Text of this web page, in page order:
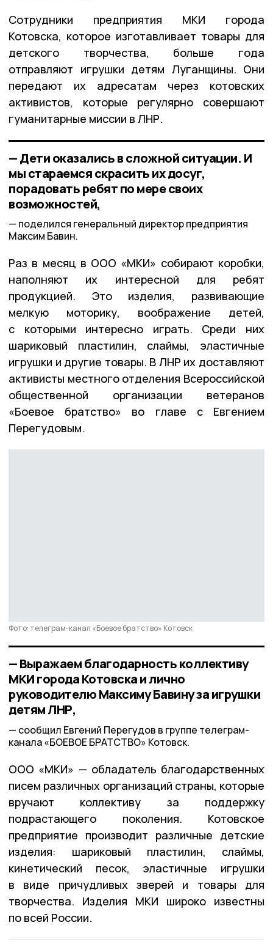
Сотрудники предприятия МКИ города
Котовска, которое изготавливает товары для
детского творчества, больше года
отправляют игрушки детям Луганщины. Они
передают их адресатам через котовских
активистов, которые регулярно совершают
гуманитарные миссии в ЛНР.
— Дети оказались в сложной ситуации. И
мы стараемся скрасить их досуг,
порадовать ребят по мере своих
возможностей,
поделился генеральный директор предприятия
Максим Бавин.
Раз в месяц в ООО «МКИ» собирают коробки,
наполняют их интересной для ребят
продукцией. Это изделия, развивающие
мелкую моторику, воображение детей,
с которыми интересно играть. Среди них
шариковый пластилин, слаймы, эластичные
игрушки и другие товары. В ЛНР их доставляют
активисты местного отделения Всероссийской
общественной организации ветеранов
«Боевое братство» во главе с Евгением
Перегудовым.
Фото: телеграм-канал «Боевое братство» Котовск
— Выражаем благодарность коллективу
МКИ города Котовска и лично
руководителю Максиму Бавину за игрушки
детям ЛНР,
сообщил Евгений Перегудов в группе телеграм-
канала «БОЕВОЕ БРАТСТВО» Котовск.
ООО «МКИ» — обладатель благодарственных
писем различных организаций страны, которые
вручают коллективу за поддержку
подрастающего поколения. Котовское
предприятие производит различные детские
изделия: шариковый пластилин, слаймы,
кинетический песок, эластичные игрушки
в виде причудливых зверей и товары для
творчества. Изделия МКИ широко известны
по всей России.